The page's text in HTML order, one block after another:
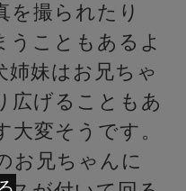
を撮られたり
うこともあるよ
姉妹はお兄ちゃ
広げることもあ
大変そうです。
お兄ちゃんに